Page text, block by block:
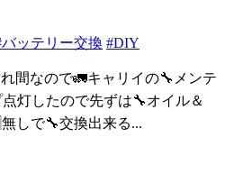
バッテリー交換 #DIY
間なので🚛キャリイの🔧メンテ
灯したので先ずは🔧オイル＆
しで🔧交換出来る...